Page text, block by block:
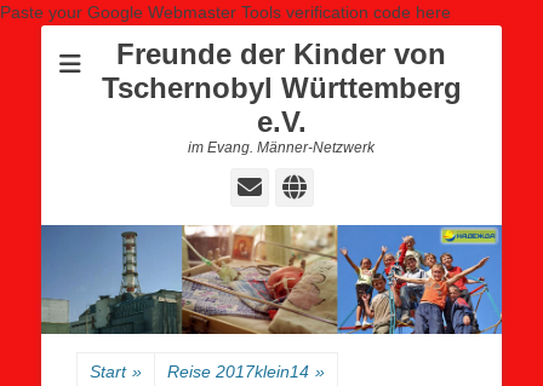
Paste your Google Webmaster Tools verification code here
Freunde der Kinder von
Tschernobyl Württemberg
e.V.
im Evang. Männer-Netzwerk
E-
Website
Start » Reise 2017klein14 »